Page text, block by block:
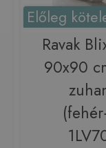
Előleg
Ravak
90x90